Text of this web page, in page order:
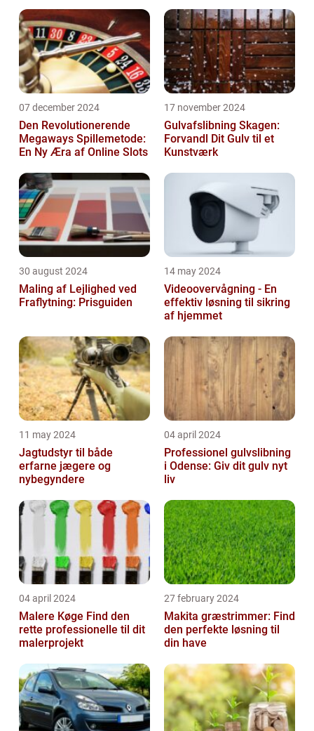
07 december 2024
Den Revolutionerende
Megaways Spillemetode:
En Ny Æra af Online Slots
17 november 2024
Gulvafslibning Skagen:
Forvandl Dit Gulv til et
Kunstværk
30 august 2024
Maling af Lejlighed ved
Fraflytning: Prisguiden
14 may 2024
Videoovervågning - En
effektiv løsning til sikring
af hjemmet
11 may 2024
Jagtudstyr til både
erfarne jægere og
nybegyndere
04 april 2024
Professionel gulvslibning
i Odense: Giv dit gulv nyt
liv
04 april 2024
Malere Køge Find den
rette professionelle til dit
malerprojekt
27 february 2024
Makita græstrimmer: Find
den perfekte løsning til
din have